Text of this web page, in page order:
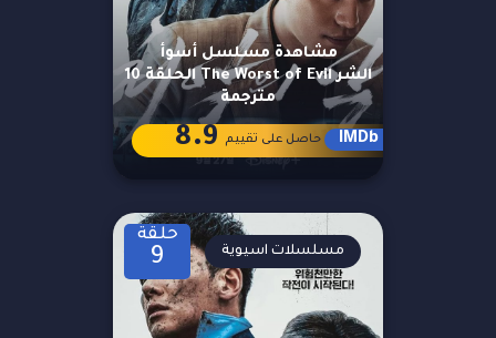
مشاهدة مسلسل أسوأ
الشر The Worst of Evil الحلقة 10
مترجمة
IMDb حاصل على تقييم 8.9
حلقة
9 مسلسلات اسيوية